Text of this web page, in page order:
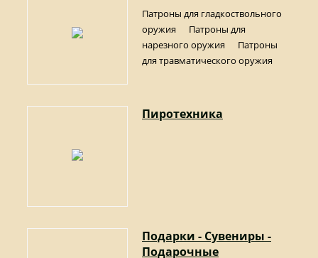
Патроны для гладкоствольного
оружия
Патроны для
нарезного оружия
Патроны
для травматического оружия
Пиротехника
Подарки - Сувениры -
Подарочные